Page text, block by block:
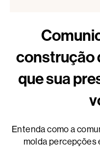
construção
que sua
Entenda como a
molda percepções